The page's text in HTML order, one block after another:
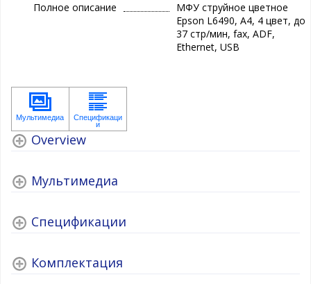
Полное описание
МФУ струйное цветное
Epson L6490, A4, 4 цвет, до
37 стр/мин, fax, ADF,
Ethernet, USB
Overview
Мультимедиа
Спецификации
Комплектация